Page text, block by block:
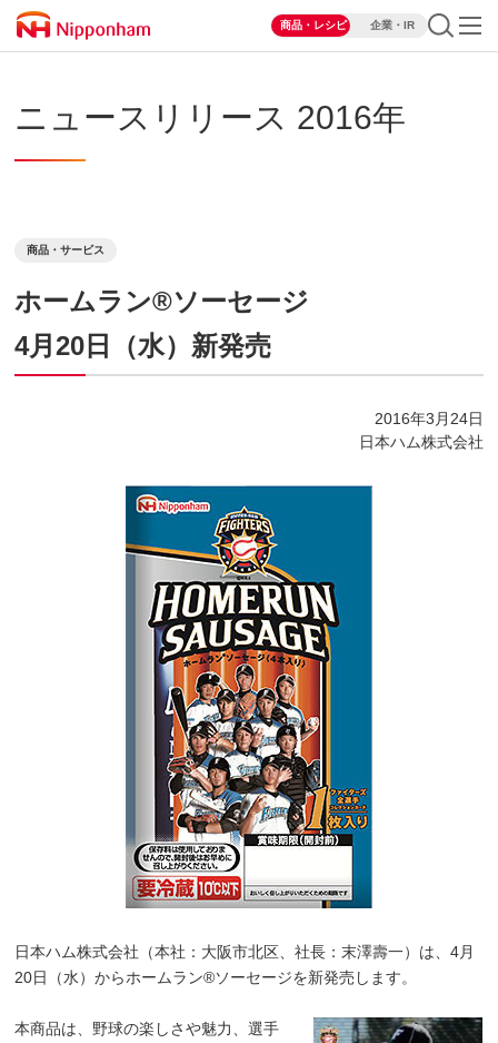
商品・レシピ 企業・IR
ニュースリリース 2016年
商品・サービス
ホームラン®ソーセージ
4月20日（水）新発売
2016年3月24日
日本ハム株式会社
日本ハム株式会社（本社：大阪市北区、社長：末澤壽一）は、4月
20日（水）からホームラン®ソーセージを新発売します。
本商品は、野球の楽しさや魅力、選手